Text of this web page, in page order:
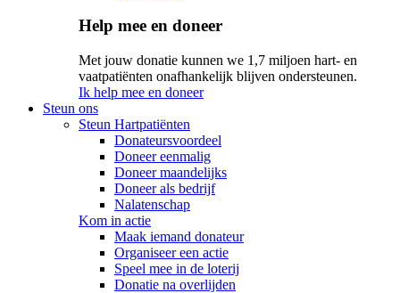
Help mee en doneer
Met jouw donatie kunnen we 1,7 miljoen hart- en
vaatpatiënten onafhankelijk blijven ondersteunen.
Ik help mee en doneer
Steun ons
Steun Hartpatiënten
Donateursvoordeel
Doneer eenmalig
Doneer maandelijks
Doneer als bedrijf
Nalatenschap
Kom in actie
Maak iemand donateur
Organiseer een actie
Speel mee in de loterij
Donatie na overlijden